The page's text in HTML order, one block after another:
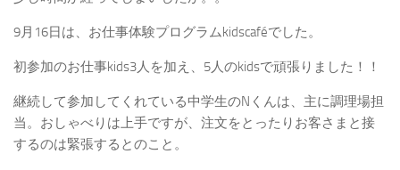
9月16日は、お仕事体験プログラムkidscaféでした。
初参加のお仕事kids3人を加え、5人のkidsで頑張りました！！
継続して参加してくれている中学生のNくんは、主に調理場担
当。おしゃべりは上手ですが、注文をとったりお客さまと接
するのは緊張するとのこと。